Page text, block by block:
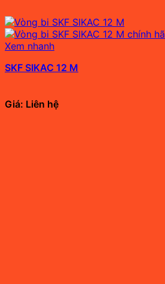
Xem nhanh
SKF SIKAC 12 M
Giá: Liên hệ